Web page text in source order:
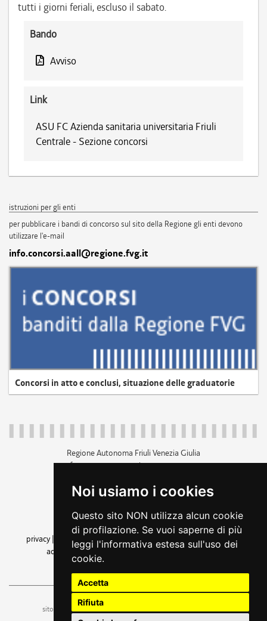
Noi usiamo i cookies
Questo sito NON utilizza alcun cookie
di profilazione. Se vuoi saperne di più
leggi l'informativa estesa sull'uso dei
cookie.
Accetta
Rifiuta
tutti i giorni feriali, escluso il sabato.
Bando
Avviso
Link
ASU FC Azienda sanitaria universitaria Friuli
Centrale - Sezione concorsi
istruzioni per gli enti
per pubblicare i bandi di concorso sul sito della Regione gli enti devono
utilizzare l'e-mail
info.concorsi.aall@regione.fvg.it
Concorsi in atto e conclusi, situazione delle graduatorie
Regione Autonoma Friuli Venezia Giulia
c.f. 80014930327; p.iva 00526040324
+39 040 3771111
amministrazione trasparente
privacy
cookie |note legali accessibilità
dichiarazione di
accessibilità| feedback
cambio preferenze cookie
sito a cura dell'ufficio stampa e comunicazione